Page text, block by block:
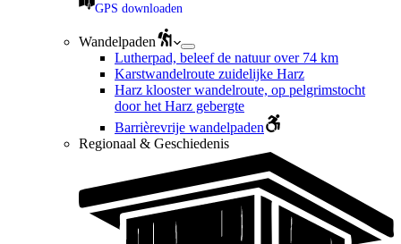
GPS downloaden
Wandelpaden
Lutherpad, beleef de natuur over 74 km
Karstwandelroute zuidelijke Harz
Harz klooster wandelroute, op pelgrimstocht
door het Harz gebergte
Barrièrevrije wandelpaden
Regionaal & Geschiedenis